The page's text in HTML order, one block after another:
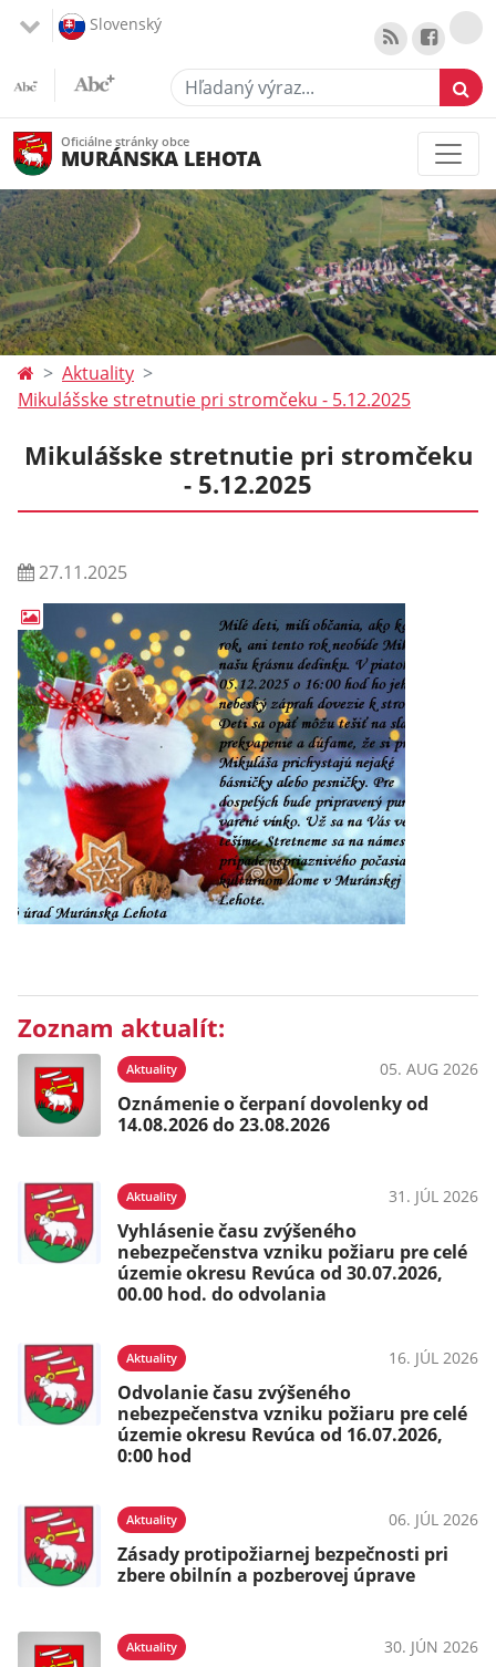
Slovenský
Hľadaný výraz...
Oficiálne stránky obce
MURÁNSKA LEHOTA
Aktuality
Mikulášske stretnutie pri stromčeku - 5.12.2025
Mikulášske stretnutie pri stromčeku
- 5.12.2025
27.11.2025
Zoznam aktualít:
Aktuality 05. AUG 2026
Oznámenie o čerpaní dovolenky od
14.08.2026 do 23.08.2026
Aktuality 31. JÚL 2026
Vyhlásenie času zvýšeného
nebezpečenstva vzniku požiaru pre celé
územie okresu Revúca od 30.07.2026,
00.00 hod. do odvolania
Aktuality 16. JÚL 2026
Odvolanie času zvýšeného
nebezpečenstva vzniku požiaru pre celé
územie okresu Revúca od 16.07.2026,
0:00 hod
Aktuality 06. JÚL 2026
Zásady protipožiarnej bezpečnosti pri
zbere obilnín a pozberovej úprave
Aktuality 30. JÚN 2026